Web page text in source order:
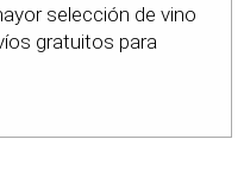
selección de vino
gratuitos para